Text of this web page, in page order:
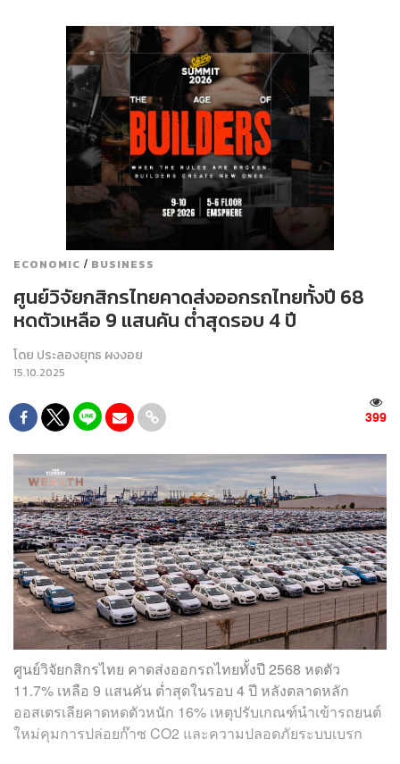
ECONOMIC / BUSINESS
ศูนย์วิจัยกสิกรไทยคาดส่งออกรถไทยทั้งปี 68
หดตัวเหลือ 9 แสนคัน ต่ำสุดรอบ 4 ปี
โดย ประลองยุทธ ผงงอย
15.10.2025
399
ศูนย์วิจัยกสิกรไทย คาดส่งออกรถไทยทั้งปี 2568 หดตัว
11.7% เหลือ 9 แสนคัน ต่ำสุดในรอบ 4 ปี หลังตลาดหลัก
ออสเตรเลียคาดหดตัวหนัก 16% เหตุปรับเกณฑ์นำเข้ารถยนต์
ใหม่คุมการปล่อยก๊าซ CO2 และความปลอดภัยระบบเบรก